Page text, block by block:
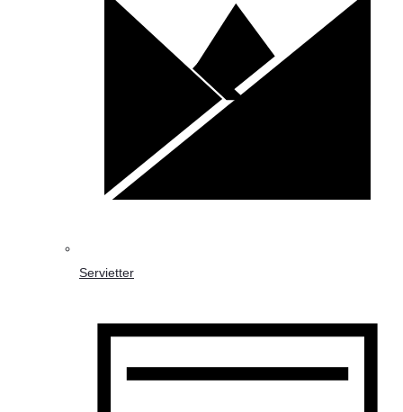
Servietter